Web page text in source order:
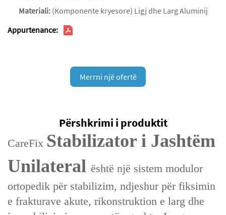
Materiali: (Komponente kryesore) Ligj dhe Larg Aluminij
Appurtenance:
Merrni një ofertë
Përshkrimi i produktit
CareFix Stabilizator i Jashtëm
Unilateral është një sistem modulor
ortopedik për stabilizim, ndjeshur për fiksimin
e frakturave akute, rikonstruktion e larg dhe